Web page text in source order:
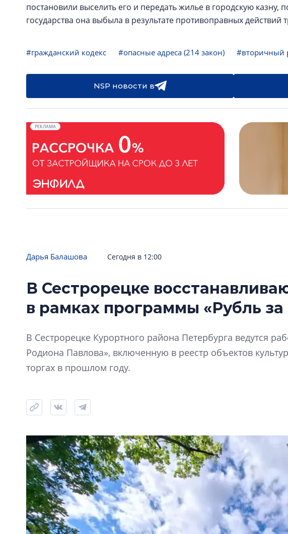
постановили выселить его и передать жилье в городскую казну,
государства она выбыла в результате противоправных действий
#гражданский кодекс #опасные адреса (214 закон) #вторичный
NSP новости в
РЕКЛАМА
Дарья Балашова Сегодня в 12:00
В Сестрорецке
в рамках программы «Рубль за
В Сестрорецке Курортного района Петербурга ведутся
Родиона Павлова», включенную в реестр объектов
торгах в прошлом году.